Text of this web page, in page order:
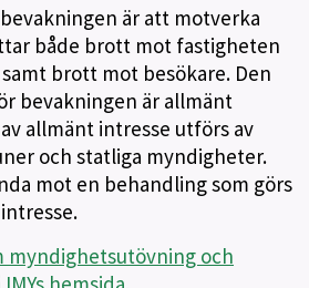
är att motverka
både brott mot fastigheten
brott mot besökare. Den
bevakningen är allmänt
allmänt intresse utförs av
och statliga myndigheter.
mot en behandling som görs
myndighetsutövning och